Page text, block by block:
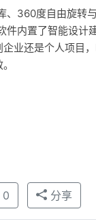
360度自由旋转
内置了智能设计
业还是个人项目
0 分享